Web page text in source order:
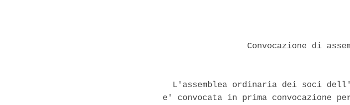
Convocazione di
L'assemblea ordinaria dei soci
e' convocata in prima convocazione